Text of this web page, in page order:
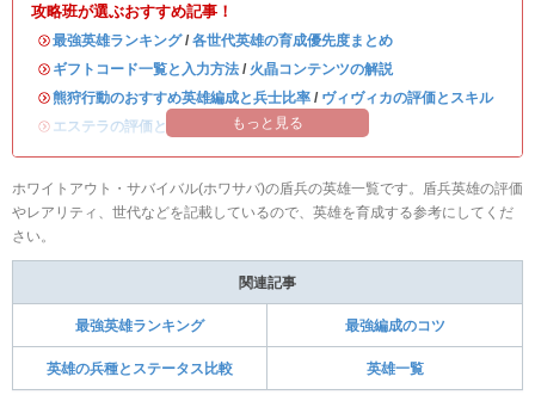
攻略班が選ぶおすすめ記事！
・最強英雄ランキング/ 各世代英雄の育成優先度まとめ
・ ギフトコード一覧と入力方法 / 火晶コンテンツの解説
・熊狩行動のおすすめ英雄編成と兵士比率 / ヴィヴィカの評価とスキル
・ エステラの評価とスキル ハンクの評価とスキル
もっと見る
ホワイトアウト・サバイバル(ホワサバ)の盾兵の英雄一覧です。盾兵英雄の評価
やレアリティ、世代などを記載しているので、英雄を育成する参考にしてくだ
さい。
関連記事
最強英雄ランキング 最強編成のコツ
英雄の兵種とステータス比較 英雄一覧